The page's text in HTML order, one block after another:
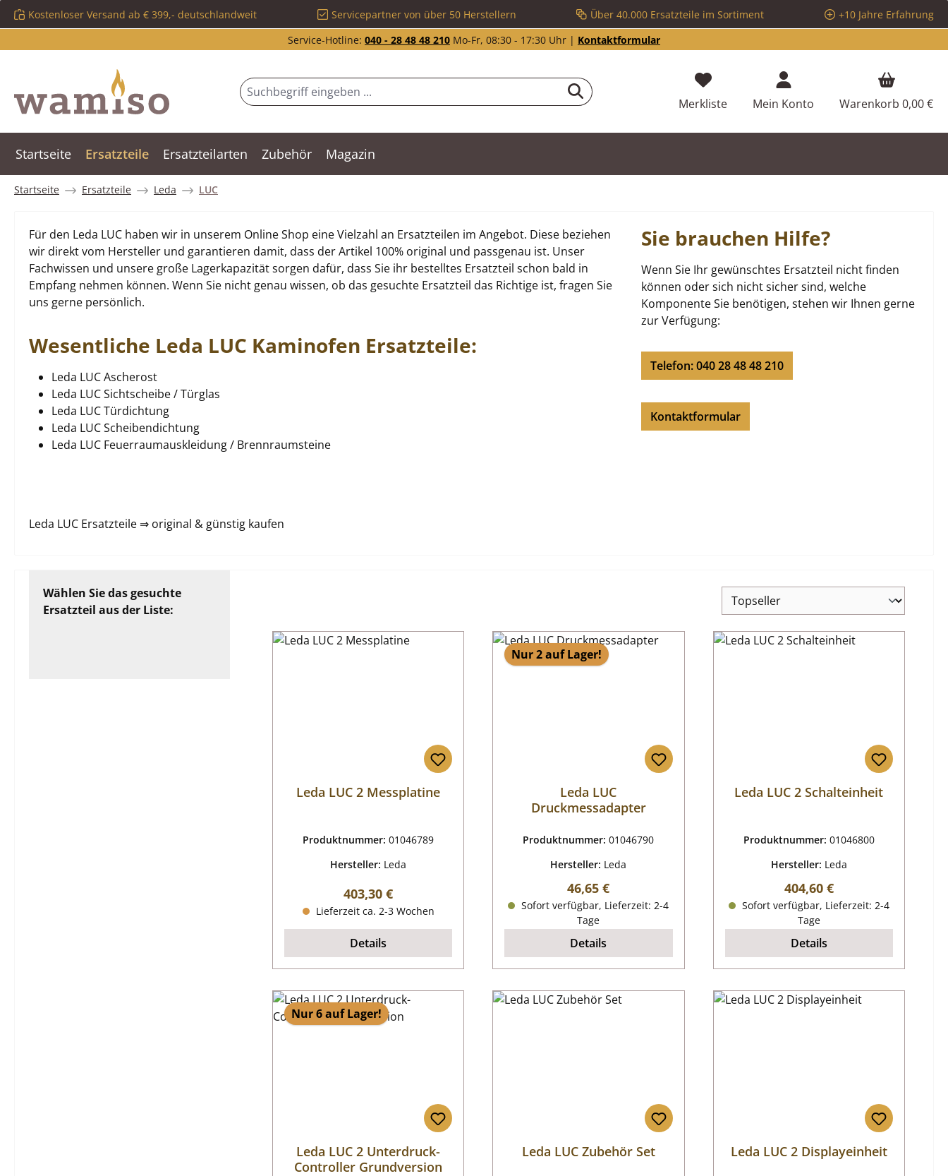
Hauptinhalt springen
Zur Suche springen
Zur Hauptnavigation springen
Kostenloser Versand ab € 399,- deutschlandweit Servicepartner von über 50 Herstellern Über 40.000 Ersatzteile im Sortiment
+10 Jahre Erfahrung
Service-Hotline: 040 - 28 48 48 210 Mo-Fr, 08:30 - 17:30 Uhr | Kontaktformular
MerklisteDu hast 0 Produkte auf dem Merkzettel
Mein Konto Warenkorb 0,00 €
Startseite Ersatzteile Ersatzteilarten Zubehör Magazin
Startseite Ersatzteile Leda LUC
Für den Leda LUC haben wir in unserem Online Shop eine Vielzahl an Ersatzteilen im Angebot. Diese beziehen
wir direkt vom Hersteller und garantieren damit, dass der Artikel 100% original und passgenau ist. Unser
Fachwissen und unsere große Lagerkapazität sorgen dafür, dass Sie ihr bestelltes Ersatzteil schon bald in
Empfang nehmen können. Wenn Sie nicht genau wissen, ob das gesuchte Ersatzteil das Richtige ist, fragen Sie
uns gerne persönlich.
Wesentliche Leda LUC Kaminofen Ersatzteile:
Leda LUC Ascherost
Leda LUC Sichtscheibe / Türglas
Leda LUC Türdichtung
Leda LUC Scheibendichtung
Leda LUC Feuerraumauskleidung / Brennraumsteine
Leda LUC Ersatzteile ⇒ original & günstig kaufen
Sie brauchen Hilfe?
Wenn Sie Ihr gewünschtes Ersatzteil nicht finden
können oder sich nicht sicher sind, welche
Komponente Sie benötigen, stehen wir Ihnen gerne
zur Verfügung:
Telefon: 040 28 48 48 210
Kontaktformular
Wählen Sie das gesuchte
Ersatzteil aus der Liste:
Leda LUC 2 Messplatine
Produktnummer:01046789
Hersteller: Leda
Regulärer Preis:
403,30 €
Lieferzeit ca. 2-3 Wochen
Details
Nur 2 auf Lager!
Leda LUC
Druckmessadapter
Produktnummer:01046790
Hersteller: Leda
Regulärer Preis:
46,65 €
Sofort verfügbar, Lieferzeit: 2-4
Tage
Details
Leda LUC 2 Schalteinheit
Produktnummer: 01046800
Hersteller: Leda
Regulärer Preis:
404,60 €
Sofort verfügbar, Lieferzeit: 2-4
Tage
Details
Nur 6 auf Lager!
Leda LUC 2 Unterdruck-
Controller Grundversion
Leda LUC Zubehör Set Leda LUC 2 Displayeinheit